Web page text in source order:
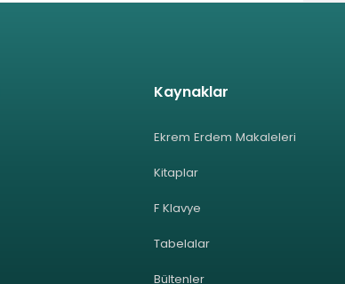
Kaynaklar
Ekrem Erdem Makaleleri
Kitaplar
F Klavye
Tabelalar
Bültenler